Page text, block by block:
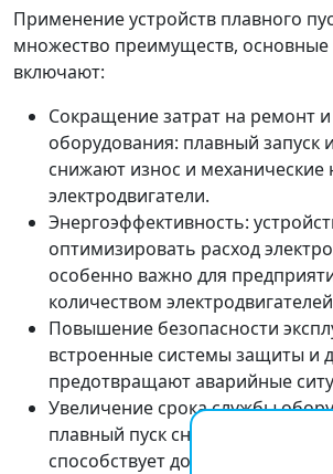
Применение устройств плавного
множество преимуществ, основные
включают:
Сокращение затрат на ремонт
оборудования: плавный запуск
снижают износ и механические
электродвигатели.
Энергоэффективность:
оптимизировать расход
особенно важно для
количеством
Повышение безопасности
встроенные системы защиты и
предотвращают аварийные
Увеличение срока службы
плавный пуск снижает ударные
способствует долговечности